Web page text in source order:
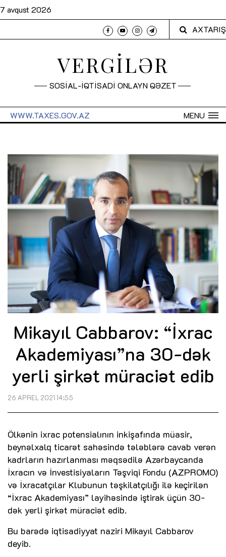
7 avqust 2026
AXTARIŞ
VERGİLƏR
SOSİAL-İQTİSADİ ONLAYN QƏZET
MENU
WWW.TAXES.GOV.AZ
Mikayıl Cabbarov: “İxrac
Akademiyası”na 30-dək
yerli şirkət müraciət edib
26 APREL 2021 14:55
Ölkənin ixrac potensialının inkişafında müasir,
beynəlxalq ticarət sahəsində tələblərə cavab verən
kadrların hazırlanması məqsədilə Azərbaycanda
İxracın və İnvestisiyaların Təşviqi Fondu (AZPROMO)
və İxracatçılar Klubunun təşkilatçılığı ilə keçirilən
“İxrac Akademiyası” layihəsində iştirak üçün 30-
dək yerli şirkət müraciət edib.
Bu barədə iqtisadiyyat naziri Mikayıl Cabbarov
deyib.